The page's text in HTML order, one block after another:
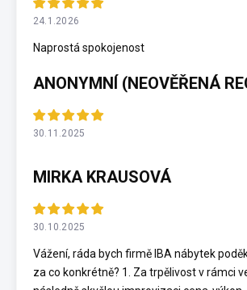
24.1.2026
Naprostá spokojenost
ANONYMNÍ (NEOVĚŘENÁ
30.11.2025
MIRKA KRAUSOVÁ
30.10.2025
Vážení, ráda bych firmě IBA nábytek
za co konkrétně? 1. Za trpělivost v rámci